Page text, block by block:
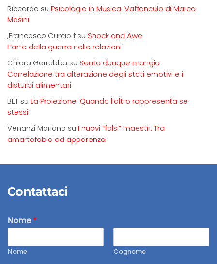
Riccardo su Psicologia in Musica. Vaffanculo di Marco
Masini
,Francesco Curcio f su Shock and Awe
L’arte della guerra nelle relazioni
Chiara Garrubba su Sento dunque mangio
Correlazione tra alterazione degli stati emotivi e i
disturbi alimentari
BET su La Proiezione. Quando l’altro rappresenta se
stessi
Venanzi Mariano su I nuovi “falsi” maestri. Tra
amartofobia ed apparenza
Contattaci
Nome*
Nome Cognome